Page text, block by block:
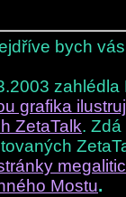
bych
zahlédla
grafika
ZetaTalk.
Mostu.